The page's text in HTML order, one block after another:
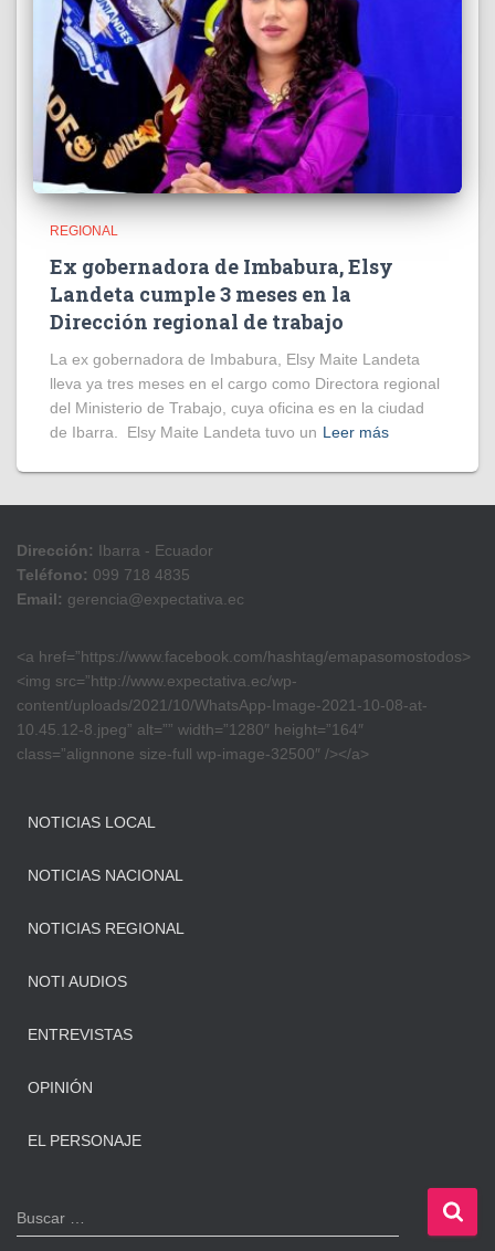
REGIONAL
Ex gobernadora de Imbabura, Elsy
Landeta cumple 3 meses en la
Dirección regional de trabajo
La ex gobernadora de Imbabura, Elsy Maite Landeta
lleva ya tres meses en el cargo como Directora regional
del Ministerio de Trabajo, cuya oficina es en la ciudad
de Ibarra. Elsy Maite Landeta tuvo un Leer más
Dirección: Ibarra - Ecuador
Teléfono: 099 718 4835
Email: gerencia@expectativa.ec
<a href=”https://www.facebook.com/hashtag/emapasomostodos>
<img src=”http://www.expectativa.ec/wp-
content/uploads/2021/10/WhatsApp-Image-2021-10-08-at-
10.45.12-8.jpeg” alt=”” width=”1280″ height=”164″
class=”alignnone size-full wp-image-32500″ /></a>
NOTICIAS LOCAL
NOTICIAS NACIONAL
NOTICIAS REGIONAL
NOTI AUDIOS
ENTREVISTAS
OPINIÓN
EL PERSONAJE
B
u
Buscar …